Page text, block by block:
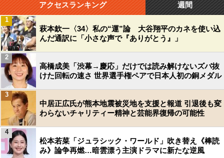
アクセスランキング 週間
萩本欽一〈34〉私の“運”論 大谷翔平のカネを使い込
んだ通訳に「小さな声で『ありがとう』」
1
高橋成美「渋幕→慶応」だけでは読み解けないズバ抜
けた回転の速さ 世界選手権ペアで日本人初の銅メダル
2
中居正広氏が熊本地震被災地を支援と報道 引退後も変
わらないチャリティー精神と芸能界復帰の可能性
3
松本若菜「ジュラシック・ワールド」吹き替え《棒読
み》論争再燃…暗雲漂う主演ドラマに新たな逆風
4